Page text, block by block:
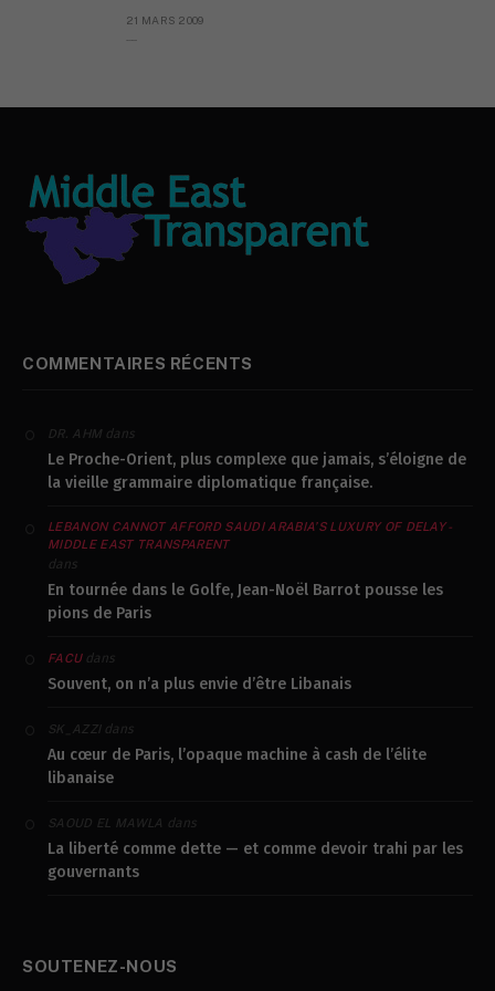
21 MARS 2009
COMMENTAIRES RÉCENTS
DR. AHM dans
Le Proche-Orient, plus complexe que jamais, s’éloigne de
la vieille grammaire diplomatique française.
LEBANON CANNOT AFFORD SAUDI ARABIA’S LUXURY OF DELAY -
MIDDLE EAST TRANSPARENT
dans
En tournée dans le Golfe, Jean-Noël Barrot pousse les
pions de Paris
FACUdans
Souvent, on n’a plus envie d’être Libanais
SK_AZZIdans
Au cœur de Paris, l’opaque machine à cash de l’élite
libanaise
SAOUD EL MAWLA dans
La liberté comme dette — et comme devoir trahi par les
gouvernants
SOUTENEZ-NOUS